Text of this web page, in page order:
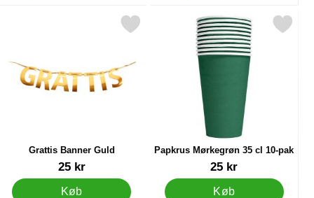
som favorit
Grattis Banner Guld
25 kr
Køb
Markér grattis Banner Guld som favorit
Papkrus Mørkegrøn 35 cl 10-pak
25 kr
Køb
Markér papkrus Mørkegrøn 35